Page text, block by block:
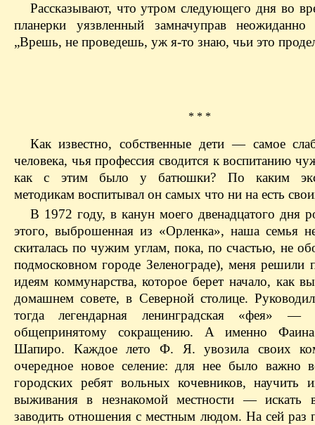
Рассказывают, что утром следующего дня во
планерки уязвленный замначуправ неожиданно
„Врешь, не проведешь, уж я-то знаю, чьи это
* * *
Как известно, собственные дети — самое
человека, чья профессия сводится к воспитанию
как с этим было у батюшки? По каким
методикам воспитывал он самых что ни на есть
В 1972 году, в канун моего двенадцатого дня
этого, выброшенная из «Орленка», наша семья
скиталась по чужим углам, пока, по счастью, не
подмосковном городе Зеленограде), меня решили
идеям коммунарства, которое берет начало, как
домашнем совете, в Северной столице.
тогда легендарная ленинградская
общепринятому сокращению. А именно Фаина
Шапиро. Каждое лето Ф. Я. увозила своих
очередное новое селение: для нее было важно
городских ребят вольных кочевников, научить
выживания в незнакомой местности — искать
заводить отношения с местным людом. На сей раз